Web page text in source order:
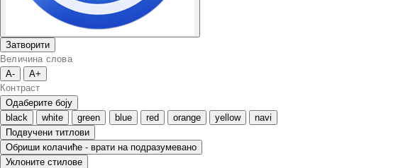
Затворити
Величина слова
A-
A+
Контраст
Одаберите боју
black
white green blue red orange yellow
navi
Подвучени титлови
Обриши колачиће - врати на подразумевано
Уклоните стилове